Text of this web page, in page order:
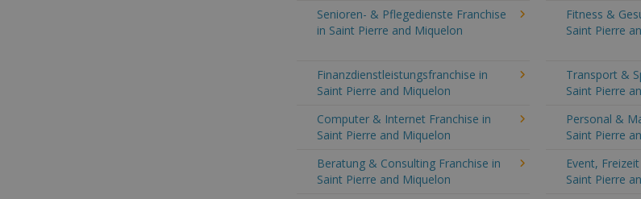
Senioren- & Pflegedienste Franchise
in Saint Pierre and Miquelon
Fitness &
Saint Pierre
Finanzdienstleistungsfranchise in
Saint Pierre and Miquelon
Transport &
Saint Pierre
Computer & Internet Franchise in
Saint Pierre and Miquelon
Personal &
Saint Pierre
Beratung & Consulting Franchise in
Saint Pierre and Miquelon
Event,
Saint Pierre